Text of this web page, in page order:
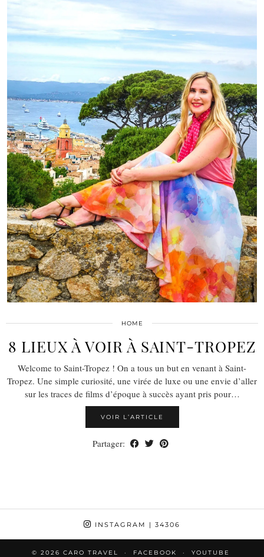
HOME
8 LIEUX À VOIR À SAINT-TROPEZ
Welcome to Saint-Tropez ! On a tous un but en venant à Saint-
Tropez. Une simple curiosité, une virée de luxe ou une envie d’aller
sur les traces de films d’époque à succès ayant pris pour…
VOIR L’ARTICLE
Partager:
INSTAGRAM | 34306
© 2026 CARO TRAVEL FACEBOOK YOUTUBE